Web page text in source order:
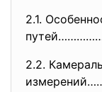
2.1.
2.2.